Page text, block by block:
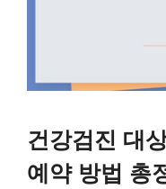
건강검진 대
예약 방법 총